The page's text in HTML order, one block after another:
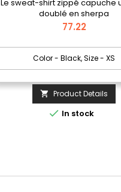
Le sweat-shirt zippé capuche
doublé en sherpa
Price
77.22
 Product Details
 In stock